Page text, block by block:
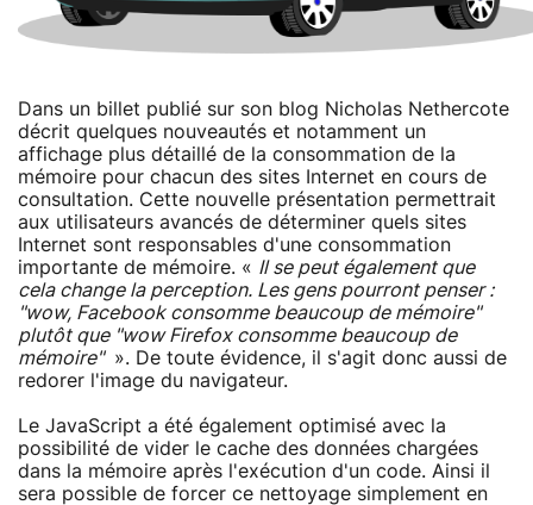
Dans un billet publié sur son blog Nicholas Nethercote
décrit quelques nouveautés et notamment un
affichage plus détaillé de la consommation de la
mémoire pour chacun des sites Internet en cours de
consultation. Cette nouvelle présentation permettrait
aux utilisateurs avancés de déterminer quels sites
Internet sont responsables d'une consommation
importante de mémoire. « Il se peut également que
cela change la perception. Les gens pourront penser :
"wow, Facebook consomme beaucoup de mémoire"
plutôt que "wow Firefox consomme beaucoup de
mémoire" ». De toute évidence, il s'agit donc aussi de
redorer l'image du navigateur.
Le JavaScript a été également optimisé avec la
possibilité de vider le cache des données chargées
dans la mémoire après l'exécution d'un code. Ainsi il
sera possible de forcer ce nettoyage simplement en